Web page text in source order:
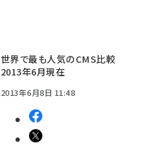
世界で最も人気のCMS比較
2013年6月現在
2013年6月8日 11:48